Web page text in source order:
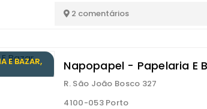
2 comentários
E BAZAR,
Napopapel - Papelaria E
R. São João Bosco 327
4100-053 Porto